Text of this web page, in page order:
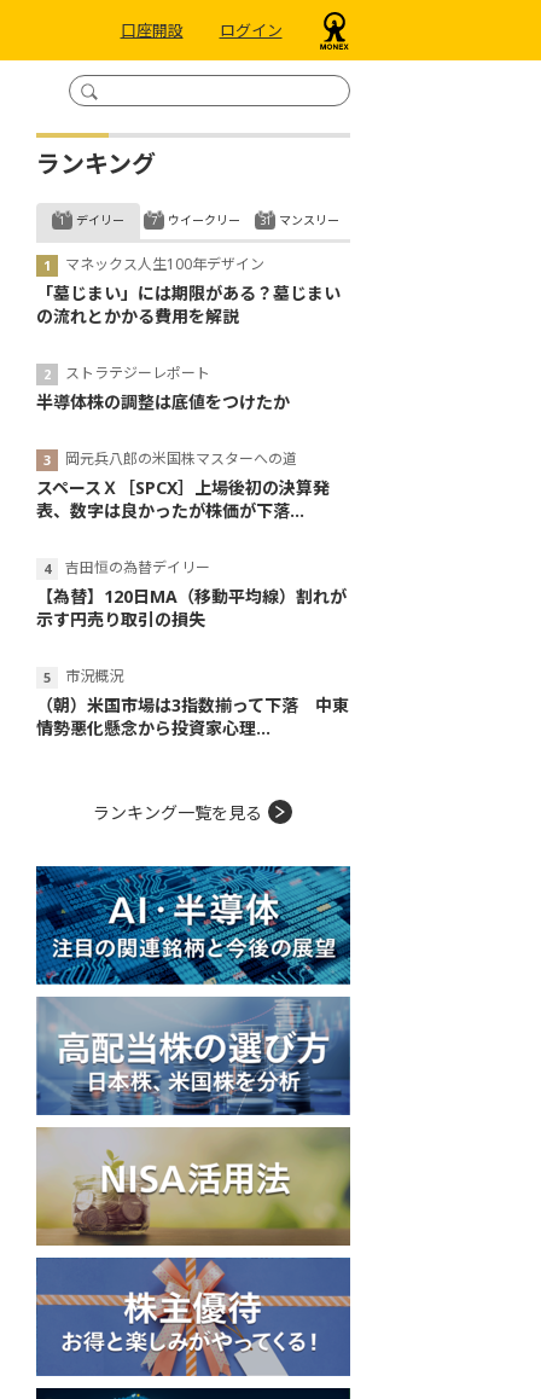
口座開設 ログイン
ランキング
デイリー
マネックス人生100年デザイン
「墓じまい」には期限がある？墓じまい
の流れとかかる費用を解説
ストラテジーレポート
半導体株の調整は底値をつけたか
岡元兵八郎の米国株マスターへの道
スペースＸ［SPCX］上場後初の決算発
表、数字は良かったが株価が下落...
吉田恒の為替デイリー
【為替】120日MA（移動平均線）割れが
示す円売り取引の損失
市況概況
（朝）米国市場は3指数揃って下落 中東
情勢悪化懸念から投資家心理...
ウイークリー マンスリー
ランキング一覧を見る